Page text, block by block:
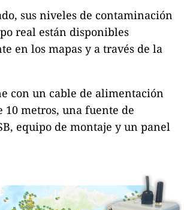
sus niveles de contaminación
real están disponibles
en los mapas y a través de la
con un cable de alimentación
10 metros, una fuente de
equipo de montaje y un panel